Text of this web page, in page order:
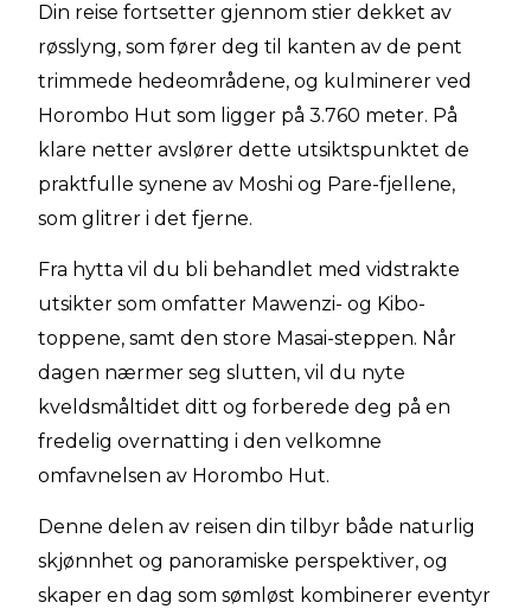
Din reise fortsetter gjennom stier dekket av
røsslyng, som fører deg til kanten av de pent
trimmede hedeområdene, og kulminerer ved
Horombo Hut som ligger på 3.760 meter. På
klare netter avslører dette utsiktspunktet de
praktfulle synene av Moshi og Pare-fjellene,
som glitrer i det fjerne.
Fra hytta vil du bli behandlet med vidstrakte
utsikter som omfatter Mawenzi- og Kibo-
toppene, samt den store Masai-steppen. Når
dagen nærmer seg slutten, vil du nyte
kveldsmåltidet ditt og forberede deg på en
fredelig overnatting i den velkomne
omfavnelsen av Horombo Hut.
Denne delen av reisen din tilbyr både naturlig
skjønnhet og panoramiske perspektiver, og
skaper en dag som sømløst kombinerer eventyr